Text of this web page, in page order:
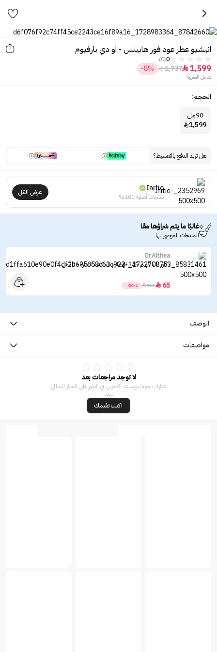
انيشيو عطر عود فور هابينس - او دي بارفيوم
0
(0)
1,599

1,737

-8%
شامل الضريبة
الحجم:
90مل
1,599

هل تريد الدفع بالتقسيط؟
Initio
منتجات أصلية 100%
عرض الكل
غالبًا ما يتم شراؤها معًا
المنتجات الموصى بها
Dr.Althea
دكتور الثيا كريم 345 للإصلاح المكثف للبشرة - 50مل
65

105

-38%
الوصف
مواصفات
لا توجد مراجعات بعد
شارك تجربتك وساعد الآخرين في العثور على الخيار المثالي
لهم.
اكتب تقيمك